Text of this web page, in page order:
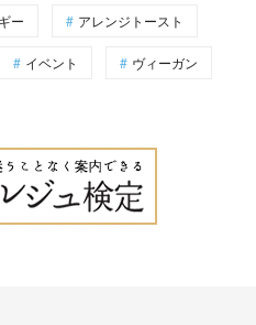
ー アレンジトースト
イベント ヴィーガン